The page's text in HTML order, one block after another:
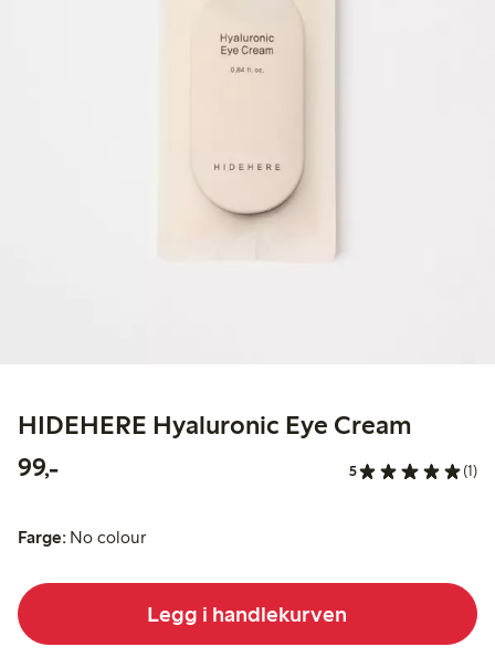
HIDEHERE Hyaluronic Eye Cream
99,-99,00 kr 5 (1)
Farge: No colour
Legg i handlekurven